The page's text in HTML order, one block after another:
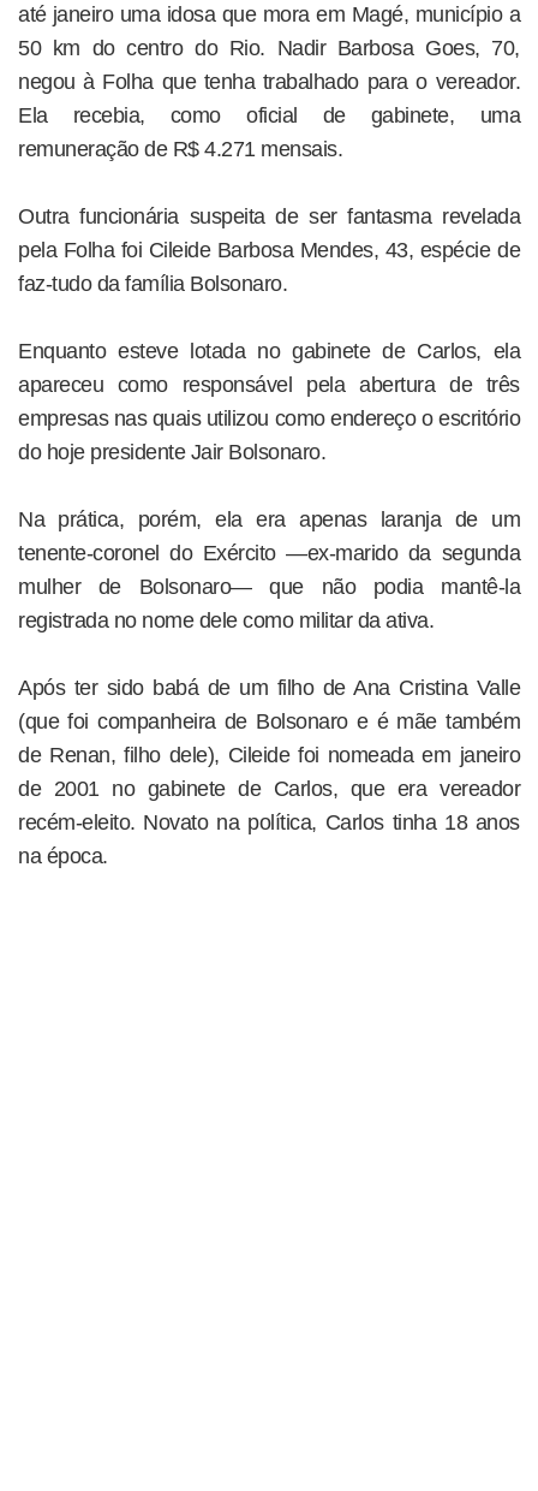
até janeiro uma idosa que mora em Magé, município a
50 km do centro do Rio. Nadir Barbosa Goes, 70,
negou à Folha que tenha trabalhado para o vereador.
Ela recebia, como oficial de gabinete, uma
remuneração de R$ 4.271 mensais.
Outra funcionária suspeita de ser fantasma revelada
pela Folha foi Cileide Barbosa Mendes, 43, espécie de
faz-tudo da família Bolsonaro.
Enquanto esteve lotada no gabinete de Carlos, ela
apareceu como responsável pela abertura de três
empresas nas quais utilizou como endereço o escritório
do hoje presidente Jair Bolsonaro.
Na prática, porém, ela era apenas laranja de um
tenente-coronel do Exército —ex-marido da segunda
mulher de Bolsonaro— que não podia mantê-la
registrada no nome dele como militar da ativa.
Após ter sido babá de um filho de Ana Cristina Valle
(que foi companheira de Bolsonaro e é mãe também
de Renan, filho dele), Cileide foi nomeada em janeiro
de 2001 no gabinete de Carlos, que era vereador
recém-eleito. Novato na política, Carlos tinha 18 anos
na época.